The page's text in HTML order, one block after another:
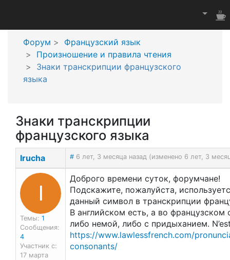
Форум
Французский язык
Произношение и правила чтения
Знаки транскрипции французского
языка
Знаки транскрипции
французского языка
Irucha # 6 лет, 3 месяца назад (изменено 6 лет, 3
I
Темы: 1
Сообщения:
4
Участник с:
17 марта
Доброго времени суток, форумчане!
Подскажите, пожалуйста,
данный символ в транскрипции
В английском есть, а во французском
либо немой, либо с придыханием.
https://www.lawlessfrench.com/
consonants/